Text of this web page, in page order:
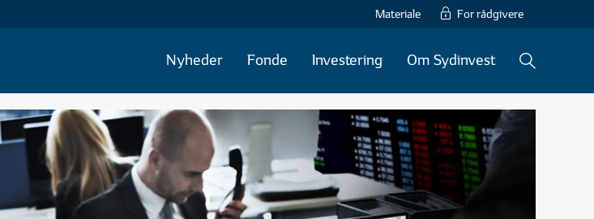
Materiale For rådgivere
Nyheder Fonde Investering Om Sydinvest